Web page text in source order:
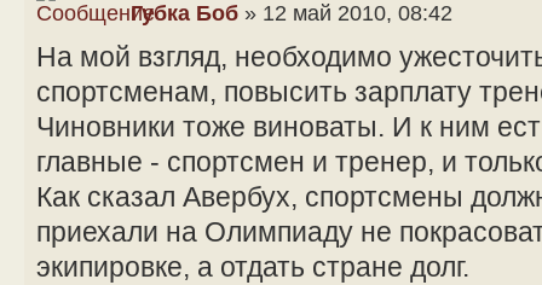
Губка Боб » 12 май 2010, 08:42
На мой взгляд, необходимо
спортсменам, повысить зарплату
Чиновники тоже виноваты. И к ним
главные - спортсмен и тренер, и
Как сказал Авербух, спортсмены
приехали на Олимпиаду не
экипировке, а отдать стране долг.